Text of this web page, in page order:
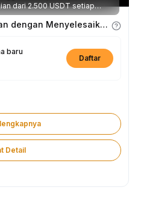
dari 2.500 USDT setiap
Dapatkan Poin Pengalaman dengan Menyelesaikan Tugas
baru
Daftar
Detail